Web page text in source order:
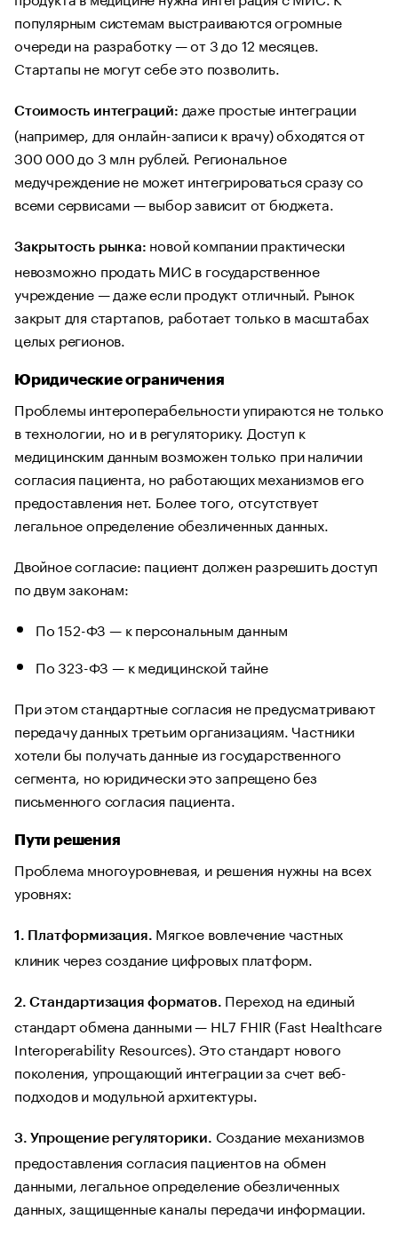
популярным системам выстраиваются огромные
очереди на разработку — от 3 до 12 месяцев.
Стартапы не могут себе это позволить.
Стоимость интеграций: даже простые интеграции
(например, для онлайн-записи к врачу) обходятся от
300 000 до 3 млн рублей. Региональное
медучреждение не может интегрироваться сразу со
всеми сервисами — выбор зависит от бюджета.
Закрытость рынка: новой компании практически
невозможно продать МИС в государственное
учреждение — даже если продукт отличный. Рынок
закрыт для стартапов, работает только в масштабах
целых регионов.
Юридические ограничения
Проблемы интероперабельности упираются не только
в технологии, но и в регуляторику. Доступ к
медицинским данным возможен только при наличии
согласия пациента, но работающих механизмов его
предоставления нет. Более того, отсутствует
легальное определение обезличенных данных.
Двойное согласие: пациент должен разрешить доступ
по двум законам:
По 152-ФЗ — к персональным данным
По 323-ФЗ — к медицинской тайне
При этом стандартные согласия не предусматривают
передачу данных третьим организациям. Частники
хотели бы получать данные из государственного
сегмента, но юридически это запрещено без
письменного согласия пациента.
Пути решения
Проблема многоуровневая, и решения нужны на всех
уровнях:
1. Платформизация. Мягкое вовлечение частных
клиник через создание цифровых платформ.
2. Стандартизация форматов. Переход на единый
стандарт обмена данными — HL7 FHIR (Fast Healthcare
Interoperability Resources). Это стандарт нового
поколения, упрощающий интеграции за счет веб-
подходов и модульной архитектуры.
3. Упрощение регуляторики. Создание механизмов
предоставления согласия пациентов на обмен
данными, легальное определение обезличенных
данных, защищенные каналы передачи информации.